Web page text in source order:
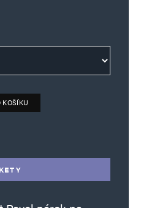
množství
KOŠÍKU